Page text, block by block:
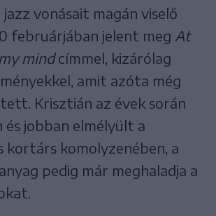
vonásait magán viselő
februárjában jelent meg At
mindcímmel, kizárólag
amit azóta még
Krisztián az évek során
és jobban elmélyült a
kortárs komolyzenében, a
pedig már meghaladja a